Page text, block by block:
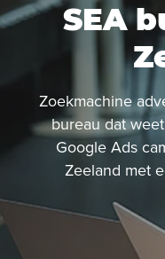
SEA
Zoekmachine
bureau dat
Google Ads
Zeeland met